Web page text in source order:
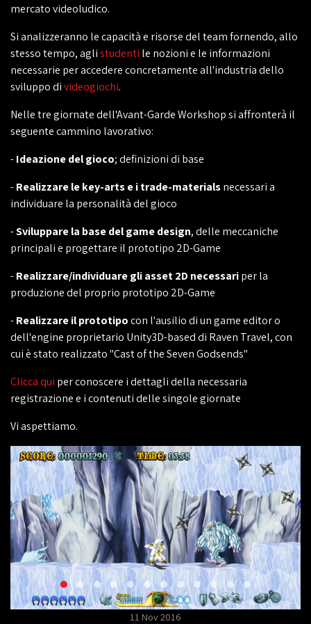
mercato videoludico.
Si analizzeranno le capacità e risorse del team fornendo, allo
stesso tempo, aglistudenti le nozioni e le informazioni
necessarie per accedere concretamente all'industria dello
sviluppo divideogiochi.
Nelle tre giornate dell'Avant-Garde Workshop si affronterà il
seguente cammino lavorativo:
-Ideazione del gioco; definizioni di base
-Realizzare le key-arts e i trade-materialsnecessari a
individuare la personalità del gioco
-Sviluppare la base del game design, delle meccaniche
principali e progettare il prototipo 2D-Game
-Realizzare/individuare gli asset 2D necessariper la
produzione del proprio prototipo 2D-Game
-Realizzare il prototipocon l'ausilio di un game editor o
dell'engine proprietario Unity3D-based di Raven Travel, con
cui è stato realizzato "Cast of the Seven Godsends"
Clicca qui per conoscere i dettagli della necessaria
registrazione e i contenuti delle singole giornate
Vi aspettiamo.
11 Nov 2016